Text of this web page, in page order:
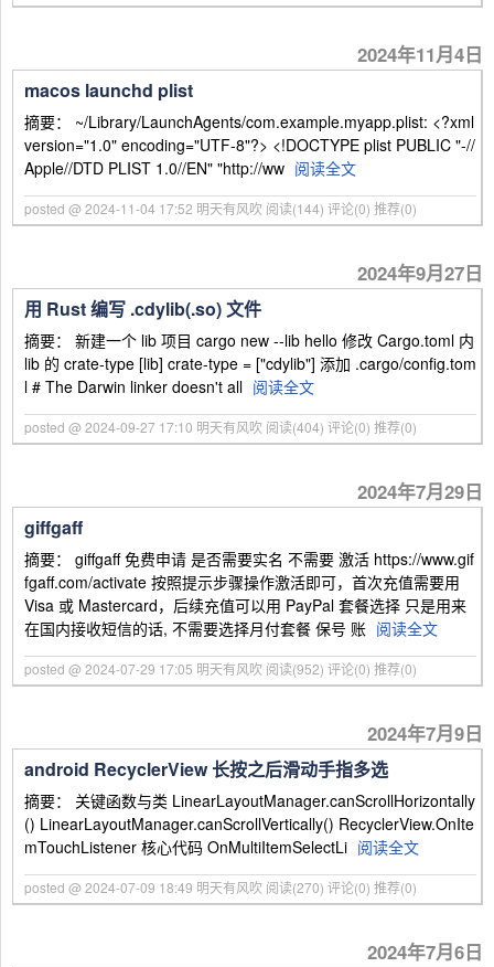
2024年11月4日
macos launchd plist
摘要： ~/Library/LaunchAgents/com.example.myapp.plist: <?xml
version="1.0" encoding="UTF-8"?> <!DOCTYPE plist PUBLIC "-//
Apple//DTD PLIST 1.0//EN" "http://ww 阅读全文
posted @ 2024-11-04 17:52 明天有风吹 阅读(144) 评论(0) 推荐(0)
2024年9月27日
用 Rust 编写 .cdylib(.so) 文件
摘要： 新建一个 lib 项目 cargo new --lib hello 修改 Cargo.toml 内
lib 的 crate-type [lib] crate-type = ["cdylib"] 添加 .cargo/config.tom
l # The Darwin linker doesn't all 阅读全文
posted @ 2024-09-27 17:10 明天有风吹 阅读(404) 评论(0) 推荐(0)
2024年7月29日
giffgaff
摘要： giffgaff 免费申请 是否需要实名 不需要 激活 https://www.gif
fgaff.com/activate 按照提示步骤操作激活即可，首次充值需要用
Visa 或 Mastercard，后续充值可以用 PayPal 套餐选择 只是用来
在国内接收短信的话, 不需要选择月付套餐 保号 账 阅读全文
posted @ 2024-07-29 17:05 明天有风吹 阅读(952) 评论(0) 推荐(0)
2024年7月9日
android RecyclerView 长按之后滑动手指多选
摘要： 关键函数与类 LinearLayoutManager.canScrollHorizontally
() LinearLayoutManager.canScrollVertically() RecyclerView.OnIte
mTouchListener 核心代码 OnMultiItemSelectLi 阅读全文
posted @ 2024-07-09 18:49 明天有风吹 阅读(270) 评论(0) 推荐(0)
2024年7月6日